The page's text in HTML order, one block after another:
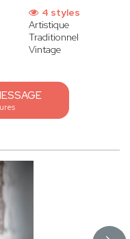
4 styles
Artistique
Traditionnel
Vintage